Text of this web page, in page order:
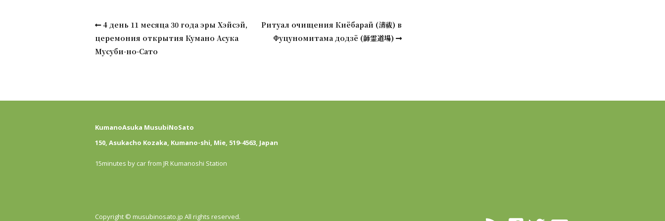
4 день 11 месяца 30 года эры Хэйсэй,
церемония открытия Кумано Асука
Мусуби-но-Сато
Ритуал очищения Киёбарай (清祓) в
Фуцуномитама додзё (韴霊道場)
KumanoAsuka MusubiNoSato
150, Asukacho Kozaka, Kumano-shi, Mie, 519-4563, Japan
15minutes by car from JR Kumanoshi Station
Copyright © musubinosato.jp All rights reserved.